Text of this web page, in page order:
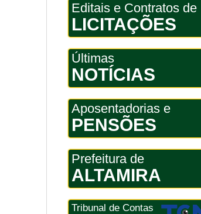
Editais e Contratos de
LICITAÇÕES
Últimas
NOTÍCIAS
Aposentadorias e
PENSÕES
Prefeitura de
ALTAMIRA
Tribunal de Contas